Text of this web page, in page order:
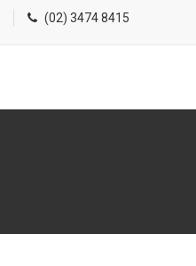
(02) 3474 8415